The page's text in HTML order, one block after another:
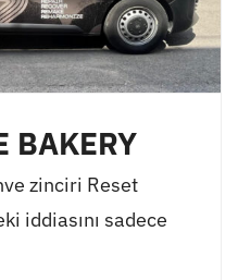
BAKERY
zinciri Reset
iddiasını sadece